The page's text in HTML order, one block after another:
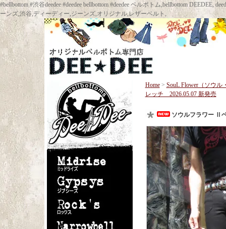
#bellbottom #渋谷deedee #deedee bellbottom #deedee ベルボトム,bellbottom
ーンズ,渋谷,ディーディー,ジーンズ,オリジナル,レザーベルト,
Home> SouL Flower（ソウル
レッチ 2026.05.07 新発売
ソウルフラワー Ⅱ